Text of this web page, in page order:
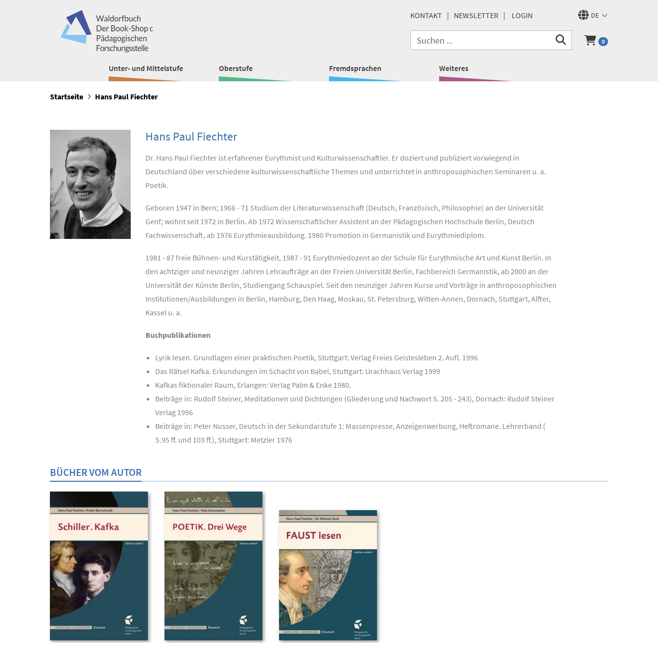
DE
KONTAKT NEWSLETTER LOGIN
0
Unter- und Mittelstufe Oberstufe Fremdsprachen Weiteres
Startseite Hans Paul Fiechter
Hans Paul Fiechter
Dr. Hans Paul Fiechter ist erfahrener Eurythmist und Kulturwissenschaftler. Er doziert und publiziert vorwiegend in
Deutschland über verschiedene kulturwissenschaftliche Themen und unterrichtet in anthroposophischen Seminaren u. a.
Poetik.
Geboren 1947 in Bern; 1966 - 71 Studium der Literaturwissenschaft (Deutsch, Französisch, Philosophie) an der Universität
Genf; wohnt seit 1972 in Berlin. Ab 1972 Wissenschaftlicher Assistent an der Pädagogischen Hochschule Berlin, Deutsch
Fachwissenschaft, ab 1976 Eurythmieausbildung. 1980 Promotion in Germanistik und Eurythmiediplom.
1981 - 87 freie Bühnen- und Kurstätigkeit, 1987 - 91 Eurythmiedozent an der Schule für Eurythmische Art und Kunst Berlin. In
den achtziger und neunziger Jahren Lehraufträge an der Freien Universität Berlin, Fachbereich Germanistik, ab 2000 an der
Universität der Künste Berlin, Studiengang Schauspiel. Seit den neunziger Jahren Kurse und Vorträge in anthroposophischen
Institutionen/Ausbildungen in Berlin, Hamburg, Den Haag, Moskau, St. Petersburg, Witten-Annen, Dornach, Stuttgart, Alfter,
Kassel u. a.
Buchpublikationen
Lyrik lesen. Grundlagen einer praktischen Poetik, Stuttgart: Verlag Freies Geistesleben 2. Aufl. 1996
Das Rätsel Kafka. Erkundungen im Schacht von Babel, Stuttgart: Urachhaus Verlag 1999
Kafkas fiktionaler Raum, Erlangen: Verlag Palm & Enke 1980.
Beiträge in: Rudolf Steiner, Meditationen und Dichtungen (Gliederung und Nachwort S. 205 - 243), Dornach: Rudolf Steiner
Verlag 1996
Beiträge in: Peter Nusser, Deutsch in der Sekundarstufe 1: Massenpresse, Anzeigenwerbung, Heftromane. Lehrerband (
S.95 ff. und 103 ff.), Stuttgart: Metzler 1976
BÜCHER VOM AUTOR